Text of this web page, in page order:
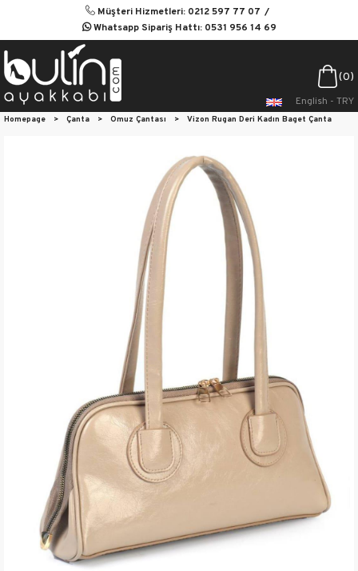
Müşteri Hizmetleri: 0212 597 77 07
Whatsapp Sipariş Hattı: 0531 956 14 69
0
English - TRY
Homepage > Çanta > Omuz Çantası > Vizon Rugan Deri Kadın Baget Çanta